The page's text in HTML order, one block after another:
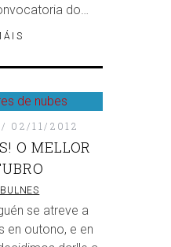
do…
02/11/2012
O MELLOR
se atreve a
en outono, e en